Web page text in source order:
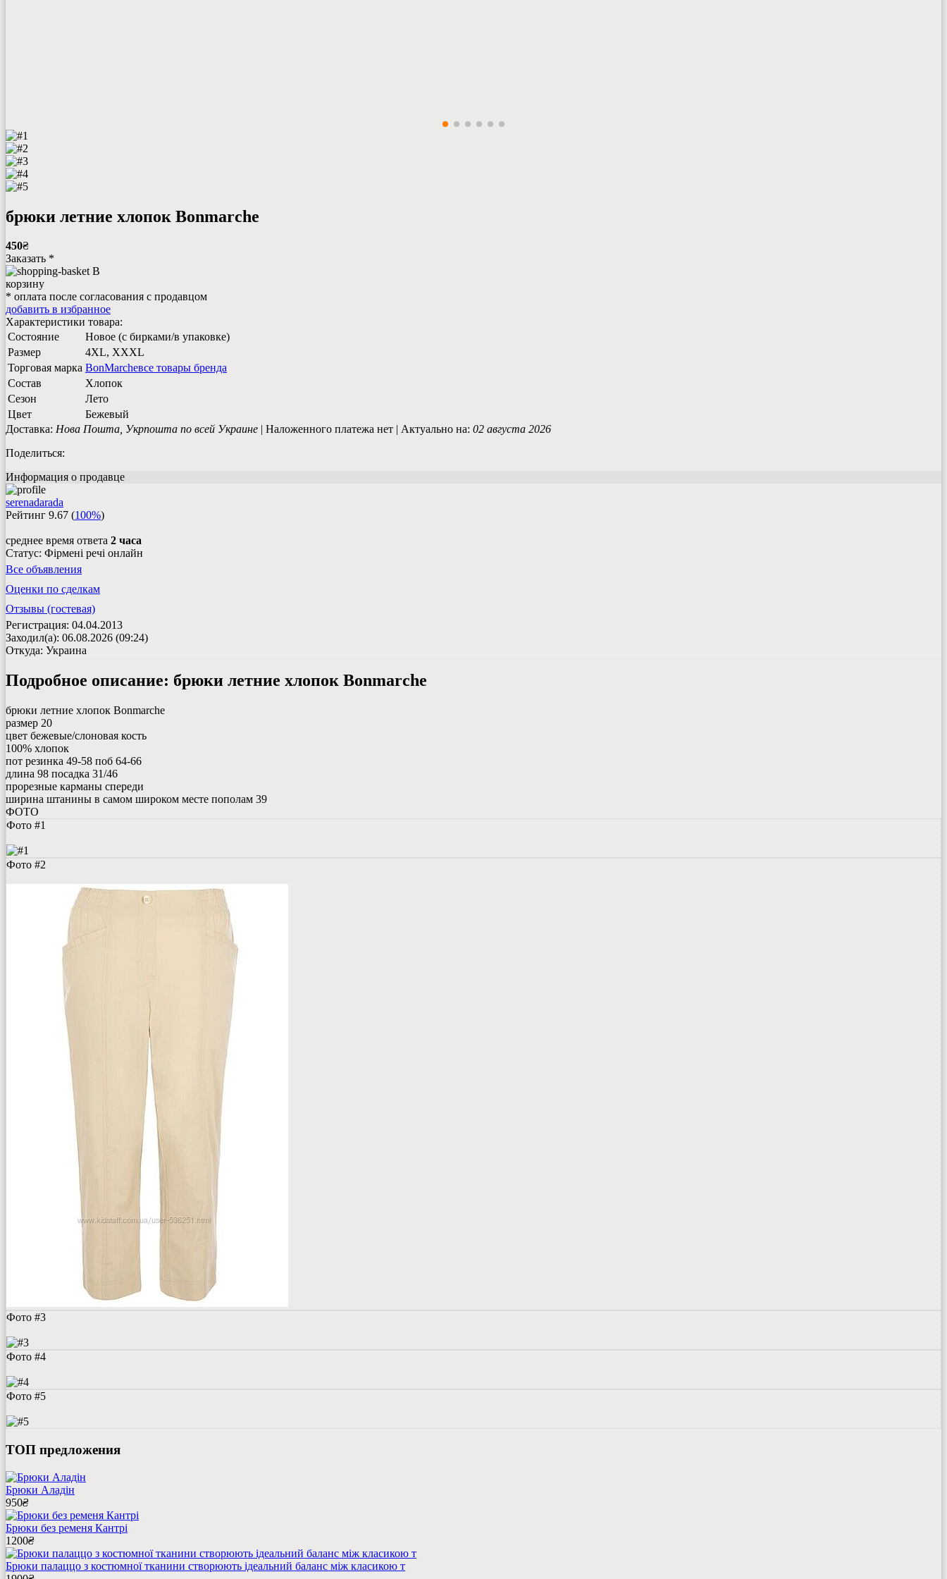
брюки летние хлопок Bonmarche
450₴
Заказать *
В
корзину
* оплата после согласования с продавцом
добавить в избранное
Характеристики товара:
Состояние
Новое (с бирками/в упаковке)
Размер
4XL, XXXL
Торговая марка BonMarcheвсе товары бренда
Состав
Хлопок
Сезон
Лето
Цвет
Бежевый
Доставка: Нова Пошта, Укрпошта по всей Украине | Наложенного платежа нет | Актуально на: 02 августа 2026
Поделиться:
Информация о продавце
serenadarada
Рейтинг 9.67 (100%)
среднее время ответа 2 часа
Статус: Фірмені речі онлайн
Все объявления
Оценки по сделкам
Отзывы (гостевая)
Регистрация: 04.04.2013
Заходил(а): 06.08.2026 (09:24)
Откуда: Украина
Подробное описание: брюки летние хлопок Bonmarche
брюки летние хлопок Bonmarche
размер 20
цвет бежевые/слоновая кость
100% хлопок
пот резинка 49-58 поб 64-66
длина 98 посадка 31/46
прорезные карманы спереди
ширина штанины в самом широком месте пополам 39
ФОТО
Фото #1
Фото #2
Фото #3
Фото #4
Фото #5
ТОП предложения
Брюки Аладін
950₴
Брюки без ременя Кантрі
1200₴
Брюки палаццо з костюмної тканини створюють ідеальний баланс між класикою т